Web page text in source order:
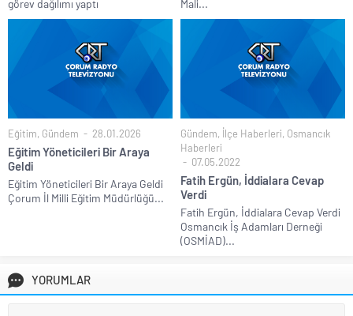
görev dağılımı yaptı
Mali...
Eğitim, Gündem 28.01.2026
Eğitim Yöneticileri Bir Araya
Geldi
Eğitim Yöneticileri Bir Araya Geldi
Çorum İl Milli Eğitim Müdürlüğü...
Gündem, İlçe Haberleri, Osmancık
Haberleri
07.05.2022
Fatih Ergün, İddialara Cevap
Verdi
Fatih Ergün, İddialara Cevap Verdi
Osmancık İş Adamları Derneği
(OSMİAD)...
YORUMLAR